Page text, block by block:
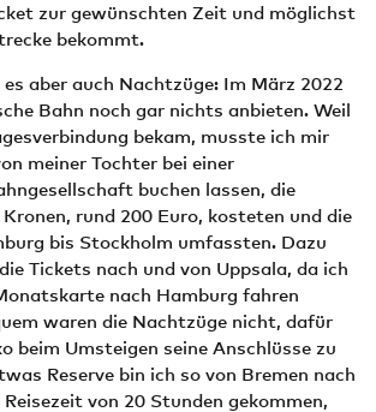
zur gewünschten Zeit und möglichst
bekommt.
aber auch Nachtzüge: Im März 2022
Bahn noch gar nichts anbieten. Weil
bekam, musste ich mir
meiner Tochter bei einer
buchen lassen, die
rund 200 Euro, kosteten und die
bis Stockholm umfassten. Dazu
Tickets nach und von Uppsala, da ich
nach Hamburg fahren
waren die Nachtzüge nicht, dafür
beim Umsteigen seine Anschlüsse zu
Reserve bin ich so von Bremen nach
von 20 Stunden gekommen,